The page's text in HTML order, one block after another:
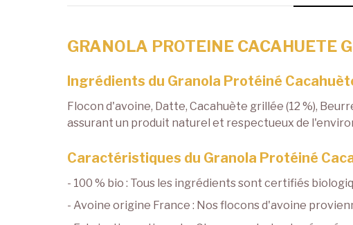
GRANOLA PROTEINE CACAHUETE
Ingrédients du Granola Protéiné
Flocon d'avoine, Datte, Cacahuète grillée (12 %),
assurant un produit naturel et respectueux de
Caractéristiques du Granola Protéiné
- 100 % bio : Tous les ingrédients sont certifiés
- Avoine origine France : Nos flocons d'avoine